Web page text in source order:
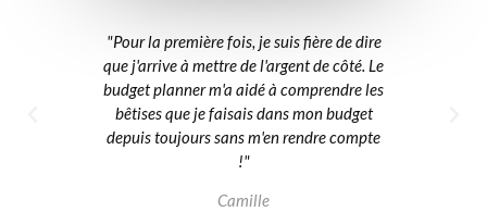
"Pour la première fois, je suis fière de dire
que j'arrive à mettre de l'argent de côté. Le
budget planner m'a aidé à comprendre les
bêtises que je faisais dans mon budget
depuis toujours sans m'en rendre compte
!"
Camille